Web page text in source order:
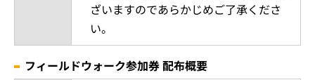
ざいますのであらかじめご了承くださ
い。
フィールドウォーク参加券 配布概要